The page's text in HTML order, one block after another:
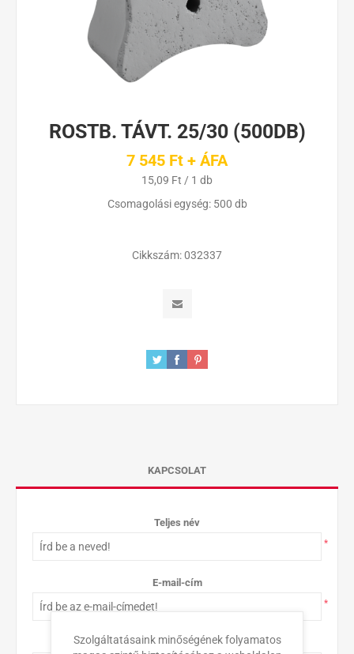
ROSTB. TÁVT. 25/30 (500DB)
7 545 Ft + ÁFA
15,09 Ft / 1 db
Csomagolási egység: 500 db
Cikkszám:032337
KAPCSOLAT
Teljes név
*
E-mail-cím
*
Érdeklődés
Szolgáltatásaink minőségének folyamatos